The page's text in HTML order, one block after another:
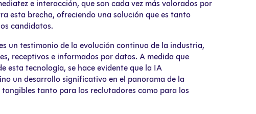
e interacción, que son cada vez más valorados por
esta brecha, ofreciendo una solución que es tanto
candidatos.
un testimonio de la evolución continua de la industria,
receptivos e informados por datos. A medida que
esta tecnología, se hace evidente que la IA
un desarrollo significativo en el panorama de la
tanto para los reclutadores como para los